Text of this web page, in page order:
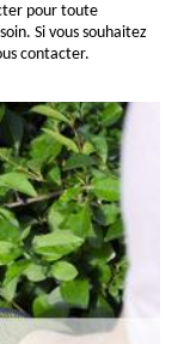
pour toute
Si vous souhaitez
contacter.